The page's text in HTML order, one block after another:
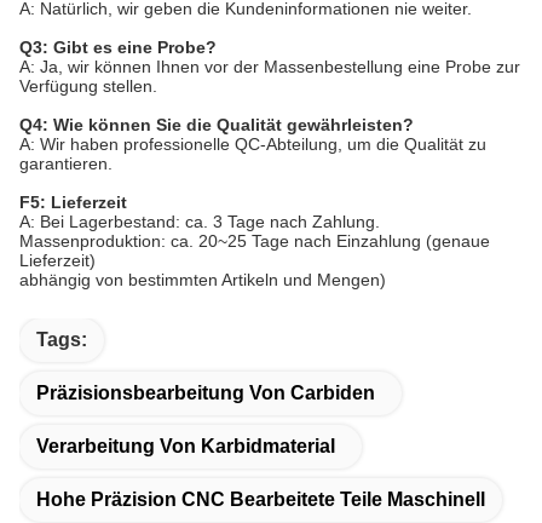
A: Natürlich, wir geben die Kundeninformationen nie weiter.
Q3: Gibt es eine Probe?
A: Ja, wir können Ihnen vor der Massenbestellung eine Probe zur
Verfügung stellen.
Q4: Wie können Sie die Qualität gewährleisten?
A: Wir haben professionelle QC-Abteilung, um die Qualität zu
garantieren.
F5: Lieferzeit
A: Bei Lagerbestand: ca. 3 Tage nach Zahlung.
Massenproduktion: ca. 20~25 Tage nach Einzahlung (genaue
Lieferzeit)
abhängig von bestimmten Artikeln und Mengen)
Tags:
Präzisionsbearbeitung Von Carbiden
Verarbeitung Von Karbidmaterial
Hohe Präzision CNC Bearbeitete Teile Maschinell